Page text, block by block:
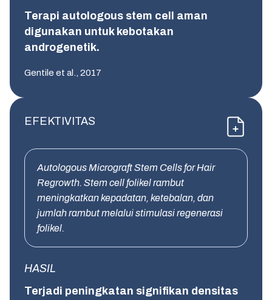
Terapi autologous stem cell aman
digunakan untuk kebotakan
androgenetik.
Gentile et al., 2017
EFEKTIVITAS
Autologous Micrograft Stem Cells for Hair
Regrowth. Stem cell folikel rambut
meningkatkan kepadatan, ketebalan, dan
jumlah rambut melalui stimulasi regenerasi
folikel.
HASIL
Terjadi peningkatan signifikan densitas